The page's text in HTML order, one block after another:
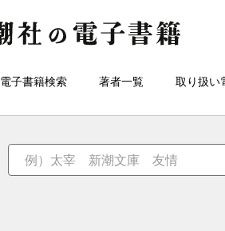
電子書籍検索 著者一覧 取り扱い